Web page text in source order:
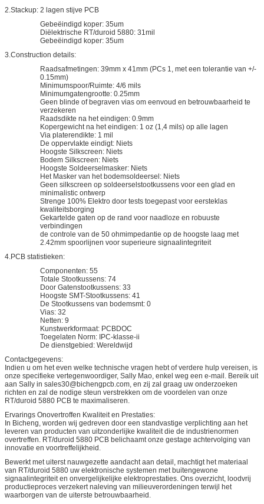
2.Stackup: 2 lagen stijve PCB
Gebeëindigd koper: 35um
Diëlektrische RT/duroid 5880: 31mil
Gebeëindigd koper: 35um
3.Construction details:
Raadsafmetingen: 39mm x 41mm (PCs 1, met een tolerantie van +/-
0.15mm)
Minimumspoor/Ruimte: 4/6 mils
Minimumgatengrootte: 0.25mm
Geen blinde of begraven vias om eenvoud en betrouwbaarheid te
verzekeren
Raadsdikte na het eindigen: 0.9mm
Kopergewicht na het eindigen: 1 oz (1,4 mils) op alle lagen
Via platerendikte: 1 mil
De oppervlakte eindigt: Niets
Hoogste Silkscreen: Niets
Bodem Silkscreen: Niets
Hoogste Soldeerselmasker: Niets
Het Masker van het bodemsoldeersel: Niets
Geen silkscreen op soldeerselstootkussens voor een glad en
minimalistic ontwerp
Strenge 100% Elektro door tests toegepast voor eersteklas
kwaliteitsborging
Gekartelde gaten op de rand voor naadloze en robuuste
verbindingen
de controle van de 50 ohmimpedantie op de hoogste laag met
2.42mm spoorlijnen voor superieure signaalintegriteit
4.PCB statistieken:
Componenten: 55
Totale Stootkussens: 74
Door Gatenstootkussens: 33
Hoogste SMT-Stootkussens: 41
De Stootkussens van bodemsmt: 0
Vias: 32
Netten: 9
Kunstwerkformaat: PCBDOC
Toegelaten Norm: IPC-klasse-ii
De dienstgebied: Wereldwijd
Contactgegevens:
Indien u om het even welke technische vragen hebt of verdere hulp vereisen, is
onze specifieke vertegenwoordiger, Sally Mao, enkel weg een e-mail. Bereik uit
aan Sally in sales30@bichengpcb.com, en zij zal graag uw onderzoeken
richten en zal de nodige steun verstrekken om de voordelen van onze
RT/duroid 5880 PCB te maximaliseren.
Ervarings Onovertroffen Kwaliteit en Prestaties:
In Bicheng, worden wij gedreven door een standvastige verplichting aan het
leveren van producten van uitzonderlijke kwaliteit die de industrienormen
overtreffen. RT/duroid 5880 PCB belichaamt onze gestage achtervolging van
innovatie en voortreffelijkheid.
Bewerkt met uiterst nauwgezette aandacht aan detail, machtigt het materiaal
van RT/duroid 5880 uw elektronische systemen met buitengewone
signaalintegriteit en onvergelijkelijke elektroprestaties. Ons overzicht, loodvrij
productieproces verzekert naleving van milieuverordeningen terwijl het
waarborgen van de uiterste betrouwbaarheid.